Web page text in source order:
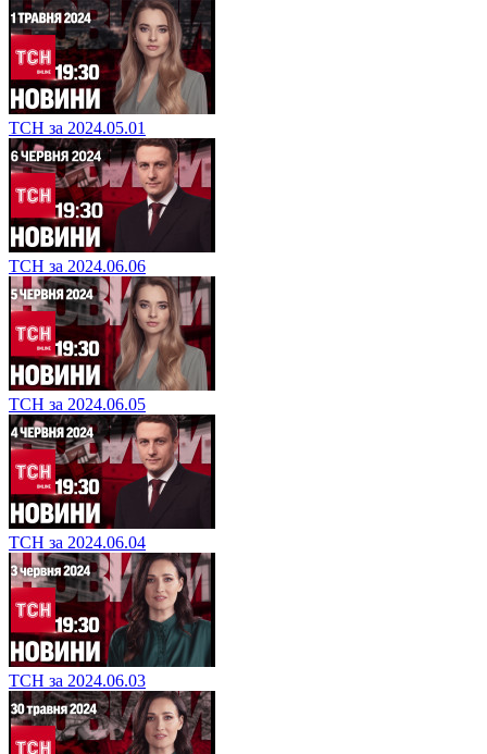
ТСН за 2024.05.01
ТСН за 2024.06.06
ТСН за 2024.06.05
ТСН за 2024.06.04
ТСН за 2024.06.03